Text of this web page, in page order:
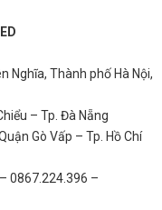
Nghĩa, Thành phố Hà Nội,
– Tp. Đà Nẵng
Gò Vấp – Tp. Hồ Chí
0867.224.396 –